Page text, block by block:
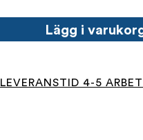
Lägg i
LEVERANSTID 4-5